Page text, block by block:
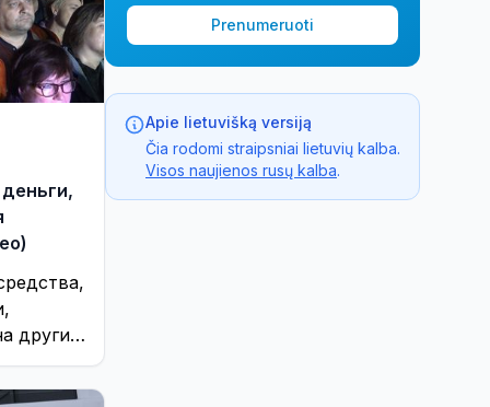
другие
Prenumeruoti
Apie lietuvišką versiją
Čia rodomi straipsniai lietuvių kalba.
Visos naujienos rusų kalba.